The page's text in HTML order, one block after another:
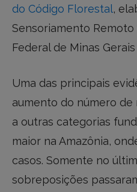
do Código Florestal,
Sensoriamento
Federal de Minas Gerais
Uma das principais
aumento do número
a outras categorias
maior na Amazônia,
casos. Somente no
sobreposições